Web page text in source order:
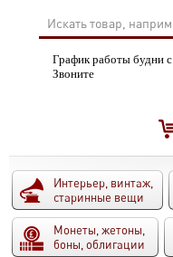
График работы будни с
Звоните
Интерьер, винтаж,
старинные вещи
Монеты, жетоны,
боны, облигации